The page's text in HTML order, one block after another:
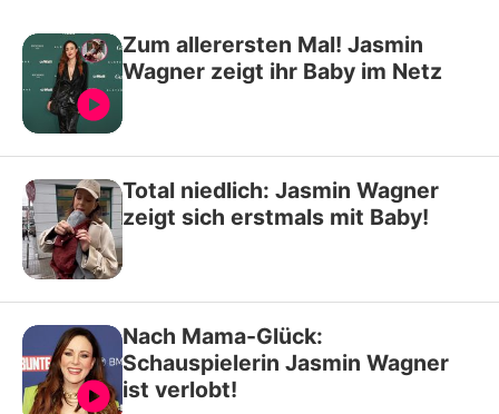
Zum allerersten Mal! Jasmin
Wagner zeigt ihr Baby im Netz
Total niedlich: Jasmin Wagner
zeigt sich erstmals mit Baby!
Nach Mama-Glück:
Schauspielerin Jasmin Wagner
ist verlobt!